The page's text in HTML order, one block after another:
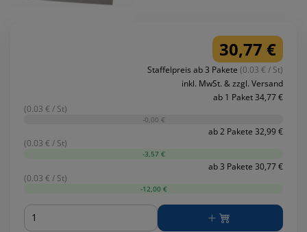
30,77 €
Staffelpreis ab 3 Pakete (0.03 € / St)
inkl. MwSt. & zzgl. Versand
ab 1 Paket 34,77 €
(0.03 € / St)
-0,00 €
ab 2 Pakete 32,99 €
(0.03 € / St)
-3,57 €
ab 3 Pakete 30,77 €
(0.03 € / St)
-12,00 €
Menge